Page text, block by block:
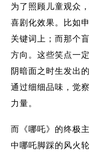
为了照顾儿童观众
喜剧化效果。比如
关键词上；而那个
方向。这些笑点一
阴暗面之时生发出
通过细细品味，觉
力量。
而《哪吒》的终极
中哪吒脚踩的风火